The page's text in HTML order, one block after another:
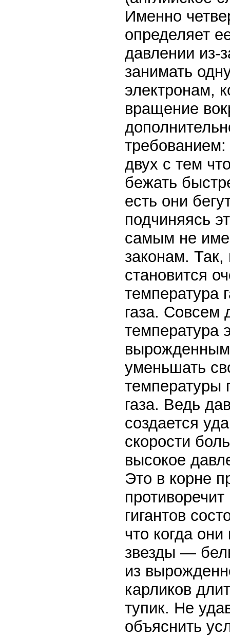
Именно
определяет
давлении из-
занимать
электронам,
вращение
двух с тем
бежать
есть они
подчиняясь
самым не
законам. Так,
становится
температура
газа. Совсем
температура
уменьшать
температуры
газа. Ведь
создается
скорости
высокое
Это в корне
гигантов
что когда
звезды —
из
карликов
тупик. Не
объяснить